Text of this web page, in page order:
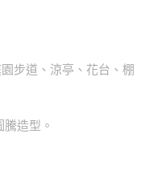
步道、涼亭、花台、棚
造型。